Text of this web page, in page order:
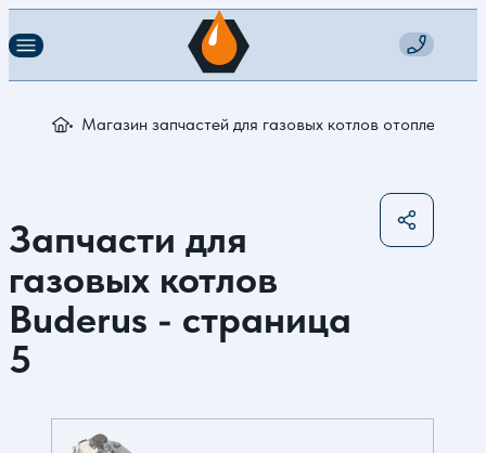
Магазин запчастей для газовых котлов отопления
Запчасти для
газовых котлов
Buderus - страница
5